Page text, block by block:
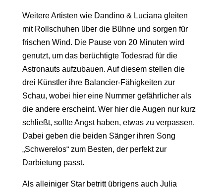
Weitere Artisten wie Dandino & Luciana gleiten
mit Rollschuhen über die Bühne und sorgen für
frischen Wind. Die Pause von 20 Minuten wird
genutzt, um das berüchtigte Todesrad für die
Astronauts aufzubauen. Auf diesem stellen die
drei Künstler ihre Balancier-Fähigkeiten zur
Schau, wobei hier eine Nummer gefährlicher als
die andere erscheint. Wer hier die Augen nur kurz
schließt, sollte Angst haben, etwas zu verpassen.
Dabei geben die beiden Sänger ihren Song
„Schwerelos“ zum Besten, der perfekt zur
Darbietung passt.
Als alleiniger Star betritt übrigens auch Julia